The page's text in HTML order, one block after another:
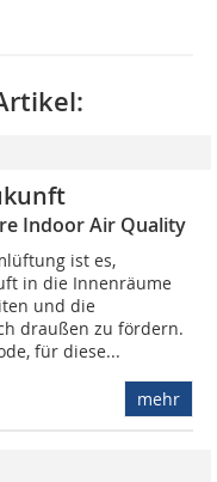
Indoor Air Quality
ist es,
in die Innenräume
und die
draußen zu fördern.
für diese...
mehr